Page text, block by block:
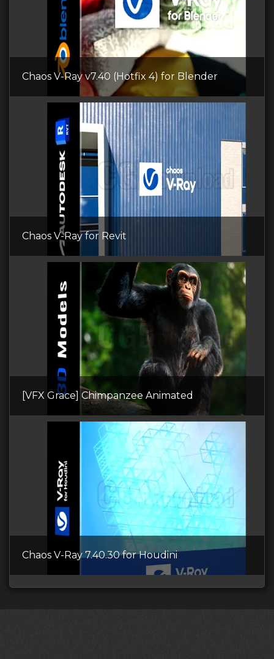
Chaos V-Ray v7.40 (Hotfix 4) for Blender
Chaos V-Ray for Revit
[VFX Grace] Chimpanzee Animated
Chaos V-Ray 7.40.30 for Houdini